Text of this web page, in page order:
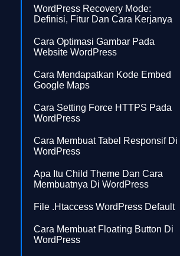
WordPress Recovery Mode:
Definisi, Fitur Dan Cara Kerjanya
Cara Optimasi Gambar Pada
Website WordPress
Cara Mendapatkan Kode Embed
Google Maps
Cara Setting Force HTTPS Pada
WordPress
Cara Membuat Tabel Responsif Di
WordPress
Apa Itu Child Theme Dan Cara
Membuatnya Di WordPress
File .htaccess WordPress Default
Cara Membuat Floating Button Di
WordPress